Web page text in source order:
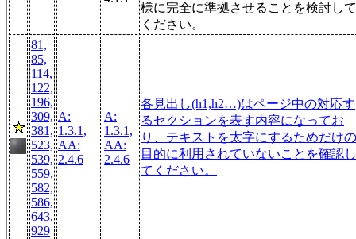
様に完全に準拠させることを検討して
ください。
81,
85,
114,
122,
196,
309,
381,
523,
539,
559,
582,
586,
643,
929
A:
1.3.1,
AA:
2.4.6
A:
1.3.1,
AA:
2.4.6
各見出し(h1,h2…)はページ中の対応す
るセクションを表す内容になってお
り、テキストを太字にするためだけの
目的に利用されていないことを確認し
てください。